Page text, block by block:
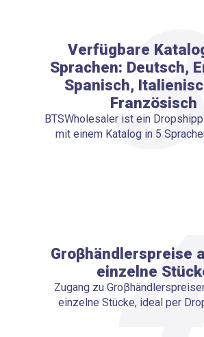
3
Verfügbare
Sprachen: Deutsch,
Spanisch,
Französisch
BTSWholesaler ist ein
mit einem Katalog in 5
4
Groβhändlerspreise
einzelne
Zugang zu
einzelne Stücke, ideal per